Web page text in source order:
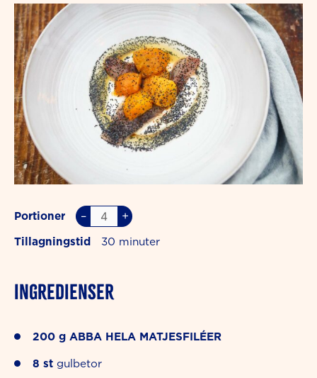
Portioner – +
Tillagningstid 30
INGREDIENSER
200 g ABBA HELA MATJESFILÉER
8 st gulbetor